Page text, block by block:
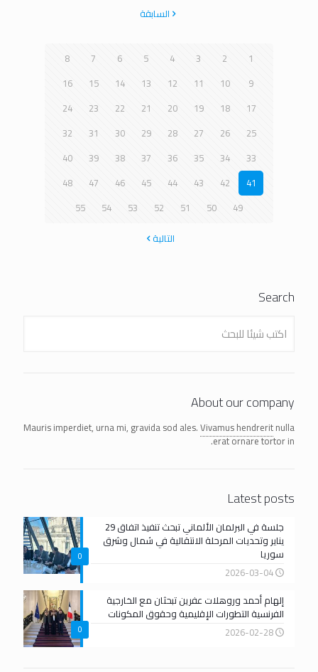
السابقة
1
2
3
4
5
6
7
8
9
10
11
12
13
14
15
16
17
18
19
20
21
22
23
24
25
26
27
28
29
30
31
32
33
34
35
36
37
38
39
40
41
42
43
44
45
46
47
48
49
50
51
52
53
54
55
التالية
Search
About our company
Mauris imperdiet, urna mi, gravida sod ales.Vivamus hendreritnulla
erat ornare tortor in.
Latest posts
0
جلسة في البرلمان الألماني تبحث تنفيذ اتفاق 29
يناير وتحديات المرحلة الانتقالية في شمال وشرق
سوريا
2026-03-04
0
إلهام أحمد وروهلات عفرين تبحثان مع الخارجية
الفرنسية التطورات الإقليمية وحقوق المكونات
2026-02-28